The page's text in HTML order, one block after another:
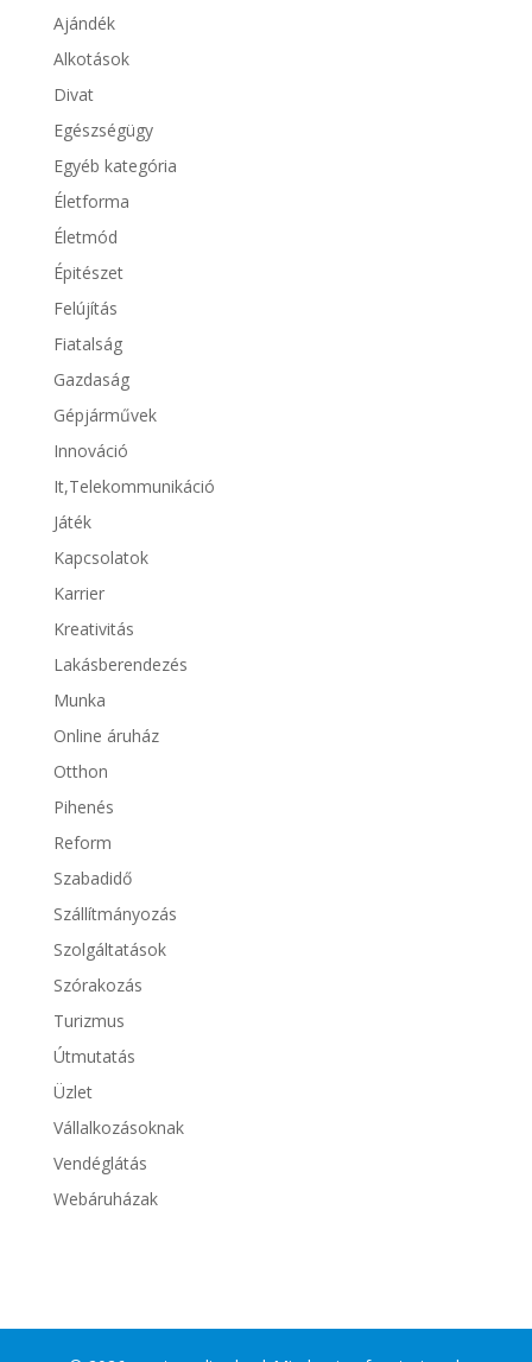
Ajándék
Alkotások
Divat
Egészségügy
Egyéb kategória
Életforma
Életmód
Épitészet
Felújítás
Fiatalság
Gazdaság
Gépjárművek
Innováció
It,Telekommunikáció
Játék
Kapcsolatok
Karrier
Kreativitás
Lakásberendezés
Munka
Online áruház
Otthon
Pihenés
Reform
Szabadidő
Szállítmányozás
Szolgáltatások
Szórakozás
Turizmus
Útmutatás
Üzlet
Vállalkozásoknak
Vendéglátás
Webáruházak